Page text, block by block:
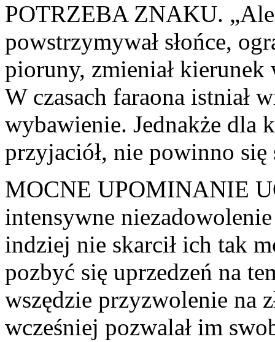
POTRZEBA ZNAKU.
powstrzymywał słońce,
pioruny, zmieniał
W czasach faraona istniał
wybawienie. Jednakże dla
przyjaciół, nie powinno
MOCNE UPOMINANIE
intensywne
indziej nie skarcił ich tak
pozbyć się uprzedzeń na
wszędzie przyzwolenie na
wcześniej pozwalał im